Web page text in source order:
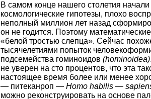
В самом конце нашего столетия
космологические гипотезы, плохо
неполный миллион лет назад
он не годится. Поэтому
«белой тростью слепца». Сейчас
тысячелетиями попыток
подсемейства гоминоидов (hominoidea)
не уверен на сто процентов, что эта
настоящее время более или менее
— питеканроп — Homo habilis—
можно реконструировать на основе